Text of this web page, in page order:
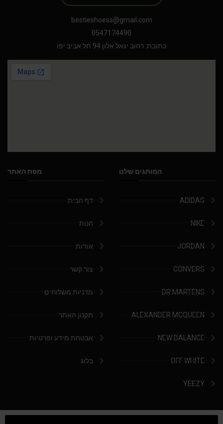
bestieshoess@gmail.com
0547174490
כתובת: רחוב יגאל אלון 94 תל אביב יפו
המותגים שלנו
ADIDAS
NIKE
JORDAN
CONVERS
DR.MARTENS
ALEXANDER MCQUEEN
NEW BALANCE
OFF WHITE
YEEZY
מפת האתר
דף הבית
חנות
אודות
צור קשר
מדניות משלוחים
תקנון האתר
אבטחת מידע ופרטיות
בלוג